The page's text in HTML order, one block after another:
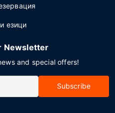
езици
Newsletter
and special offers!
Subscribe